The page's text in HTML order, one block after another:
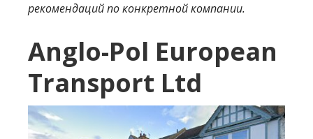
рекомендаций по конкретной компании.
Anglo-Pol European
Transport Ltd